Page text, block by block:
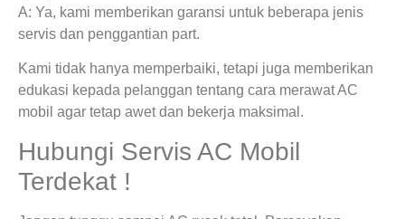
A: Ya, kami memberikan garansi untuk beberapa jenis
servis dan penggantian part.
Kami tidak hanya memperbaiki, tetapi juga memberikan
edukasi kepada pelanggan tentang cara merawat AC
mobil agar tetap awet dan bekerja maksimal.
Hubungi Servis AC Mobil
Terdekat !